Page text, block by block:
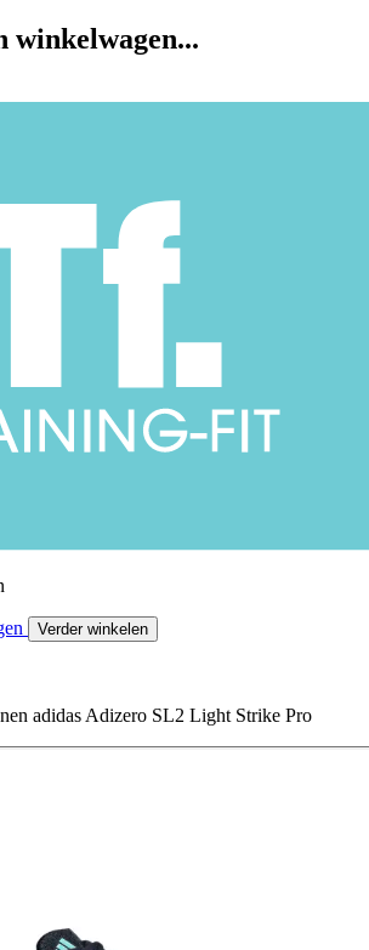
winkelwagen...
Verder winkelen
adidas Adizero SL2 Light Strike Pro